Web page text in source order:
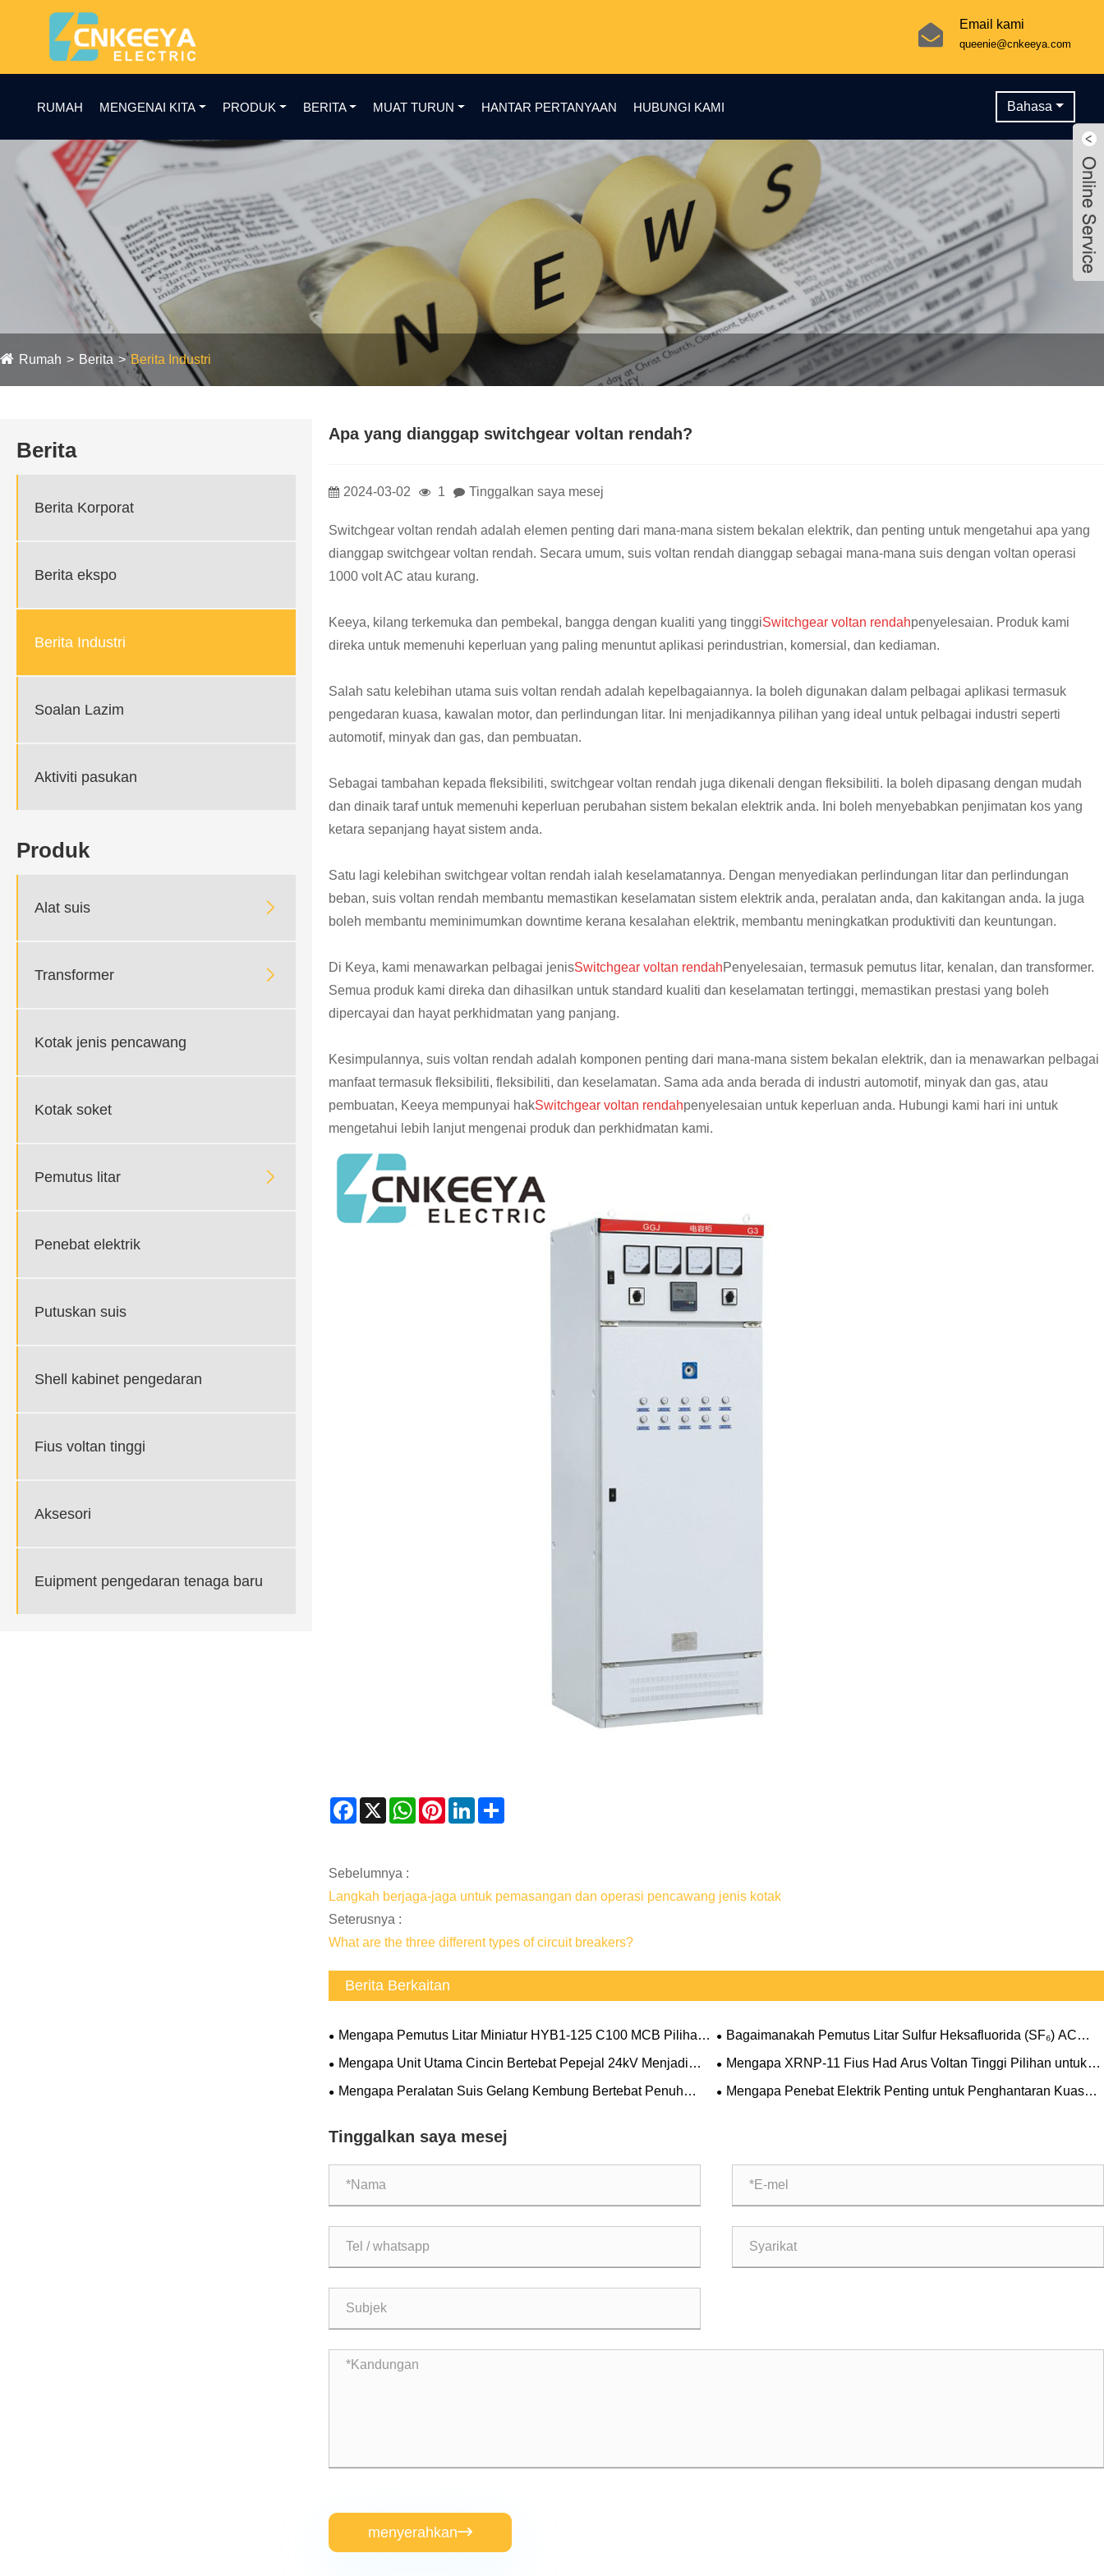
Email kami
queenie@cnkeeya.com
RUMAH MENGENAI KITA PRODUK BERITA MUAT TURUN HANTAR PERTANYAAN HUBUNGI KAMI Bahasa
Rumah Berita Berita Industri
Berita
Berita Korporat
Berita ekspo
Berita Industri
Soalan Lazim
Aktiviti pasukan
Produk
Alat suis 
Transformer 
Kotak jenis pencawang
Kotak soket
Pemutus litar 
Penebat elektrik
Putuskan suis
Shell kabinet pengedaran
Fius voltan tinggi
Aksesori
Euipment pengedaran tenaga baru
Apa yang dianggap switchgear voltan rendah?
2024-03-02 1 Tinggalkan saya mesej
Switchgear voltan rendah adalah elemen penting dari mana-mana sistem bekalan elektrik, dan penting untuk mengetahui apa yang
dianggap switchgear voltan rendah. Secara umum, suis voltan rendah dianggap sebagai mana-mana suis dengan voltan operasi
1000 volt AC atau kurang.
Keeya, kilang terkemuka dan pembekal, bangga dengan kualiti yang tinggiSwitchgear voltan rendahpenyelesaian. Produk kami
direka untuk memenuhi keperluan yang paling menuntut aplikasi perindustrian, komersial, dan kediaman.
Salah satu kelebihan utama suis voltan rendah adalah kepelbagaiannya. Ia boleh digunakan dalam pelbagai aplikasi termasuk
pengedaran kuasa, kawalan motor, dan perlindungan litar. Ini menjadikannya pilihan yang ideal untuk pelbagai industri seperti
automotif, minyak dan gas, dan pembuatan.
Sebagai tambahan kepada fleksibiliti, switchgear voltan rendah juga dikenali dengan fleksibiliti. Ia boleh dipasang dengan mudah
dan dinaik taraf untuk memenuhi keperluan perubahan sistem bekalan elektrik anda. Ini boleh menyebabkan penjimatan kos yang
ketara sepanjang hayat sistem anda.
Satu lagi kelebihan switchgear voltan rendah ialah keselamatannya. Dengan menyediakan perlindungan litar dan perlindungan
beban, suis voltan rendah membantu memastikan keselamatan sistem elektrik anda, peralatan anda, dan kakitangan anda. Ia juga
boleh membantu meminimumkan downtime kerana kesalahan elektrik, membantu meningkatkan produktiviti dan keuntungan.
Di Keya, kami menawarkan pelbagai jenisSwitchgear voltan rendahPenyelesaian, termasuk pemutus litar, kenalan, dan transformer.
Semua produk kami direka dan dihasilkan untuk standard kualiti dan keselamatan tertinggi, memastikan prestasi yang boleh
dipercayai dan hayat perkhidmatan yang panjang.
Kesimpulannya, suis voltan rendah adalah komponen penting dari mana-mana sistem bekalan elektrik, dan ia menawarkan pelbagai
manfaat termasuk fleksibiliti, fleksibiliti, dan keselamatan. Sama ada anda berada di industri automotif, minyak dan gas, atau
pembuatan, Keeya mempunyai hakSwitchgear voltan rendahpenyelesaian untuk keperluan anda. Hubungi kami hari ini untuk
mengetahui lebih lanjut mengenai produk dan perkhidmatan kami.
Facebook
X WhatsAppPinterestLinkedIn
Sebelumnya :
Langkah berjaga-jaga untuk pemasangan dan operasi pencawang jenis kotak
Seterusnya :
What are the three different types of circuit breakers?
Berita Berkaitan
Mengapa Pemutus Litar Miniatur HYB1-125 C100 MCB Pilihan
Pintar untuk Perlindungan Elektrik yang Boleh Dipercayai
Bagaimanakah Pemutus Litar Sulfur Heksafluorida (SF₆) AC
Bervoltan Tinggi Luaran LW36-126 Dapat Meningkatkan
Kebolehpercayaan Sistem Kuasa Moden
Mengapa Unit Utama Cincin Bertebat Pepejal 24kV Menjadi
Pilihan Pilihan untuk Pengagihan Kuasa Moden
Mengapa XRNP-11 Fius Had Arus Voltan Tinggi Pilihan untuk
Perlindungan Transformer
Mengapa Peralatan Suis Gelang Kembung Bertebat Penuh
Moden
Mengapa Penebat Elektrik Penting untuk Penghantaran Kuasa
Tinggalkan saya mesej
menyerahkan